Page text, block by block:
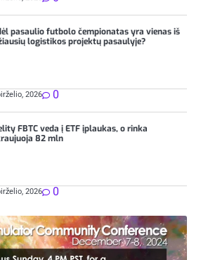
pasaulio futbolo čempionatas yra vienas iš
logistikos projektų pasaulyje?
2026 0
FBTC veda į ETF įplaukas, o rinka
82 mln
2026 0